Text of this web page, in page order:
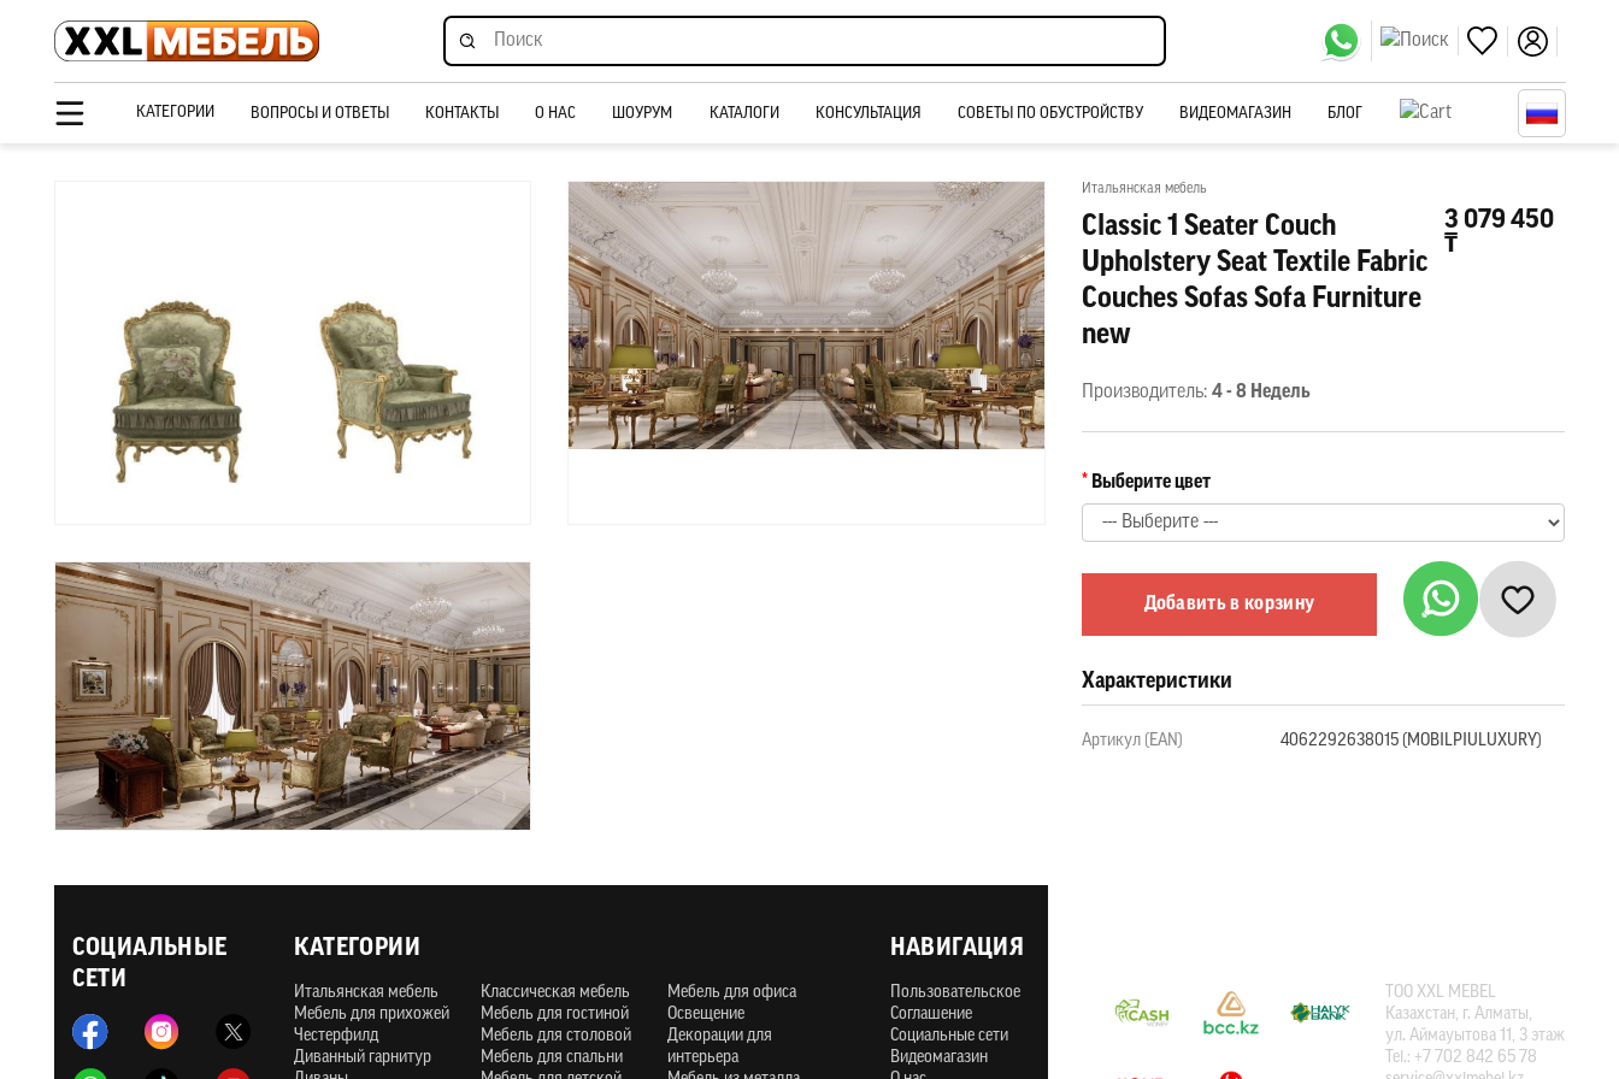
КАТЕГОРИИ ВОПРОСЫ И ОТВЕТЫ КОНТАКТЫ О НАС ШОУРУМ КАТАЛОГИ КОНСУЛЬТАЦИЯ СОВЕТЫ ПО ОБУСТРОЙСТВУ ВИДЕОМАГАЗИН БЛОГ
Итальянская мебель
Classic 1 Seater Couch
Upholstery Seat Textile Fabric
Couches Sofas Sofa Furniture
new
3 079 450
₸
Производитель: 4 - 8 Недель
Выберите цвет
Добавить в корзину
Характеристики
Артикул (EAN) 4062292638015 (MOBILPIULUXURY)
СОЦИАЛЬНЫЕ
СЕТИ
КАТЕГОРИИ
Итальянская мебель
Мебель для прихожей
Честерфилд
Диванный гарнитур
Классическая мебель
Мебель для гостиной
Мебель для столовой
Мебель для спальни
Мебель для офиса
Освещение
Декорации для
интерьера
НАВИГАЦИЯ
Пользовательское
Соглашение
Социальные сети
Видеомагазин
ТOO XXL MEBEL
Казахстан, г. Алматы,
ул. Аймауытова 11, 3 этаж
Tel.: +7 702 842 65 78